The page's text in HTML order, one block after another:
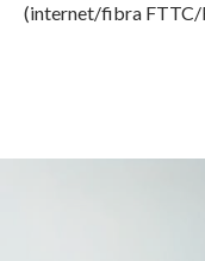
(internet/fibra FTTC/